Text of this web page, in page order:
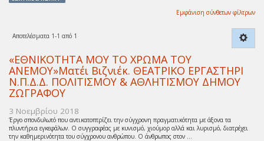
Εμφάνιση σύνθετων φίλτρων
Αποτελέσματα 1-1 από 1
«ΕΘΝΙΚΟΤΗΤΑ ΜΟΥ ΤΟ ΧΡΩΜΑ ΤΟΥ
ΑΝΕΜΟΥ»Ματέι Βιζνιέκ. ΘΕΑΤΡΙΚΟ ΕΡΓΑΣΤΗΡΙ
Ν.Π.Δ.Δ. ΠΟΛΙΤΙΣΜΟΥ & ΑΘΛΗΤΙΣΜΟΥ ΔΗΜΟΥ
ΖΩΓΡΑΦΟΥ
3 Νοεμβρίου 2018
Έργο σπονδυλωτό που αντικατοπτρίζει την σύγχρονη πραγματικότητα με άξονα τα
πλυντήρια εγκεφάλων. Ο συγγραφέας με κυνισμό, χιούμορ αλλά και λυρισμό, διατρέχει
την καθημερινότητα του σύγχρονου ανθρώπου. Ο άνθρωπος στον ...